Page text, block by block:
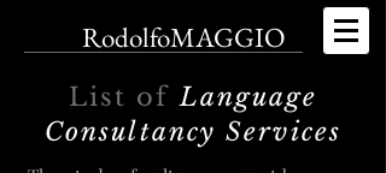
RodolfoMAGGIO
List ofLanguage
Consultancy Services